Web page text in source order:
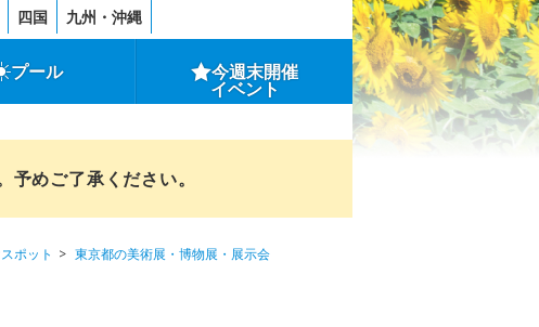
四国 九州・沖縄
プール 今週末開催
イベント
めご了承ください。
ポット
東京都の美術展・博物展・展示会